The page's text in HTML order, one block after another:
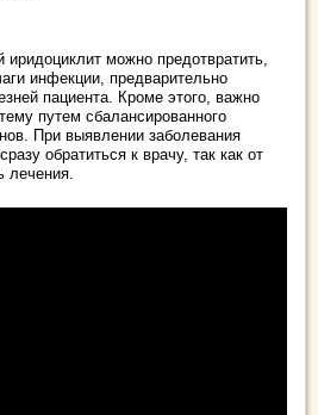
иридоциклит можно предотвратить,
инфекции, предварительно
пациента. Кроме этого, важно
путем сбалансированного
При выявлении заболевания
обратиться к врачу, так как от
лечения.